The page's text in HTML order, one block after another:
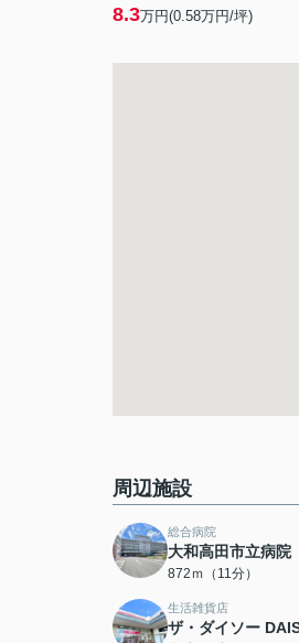
8.3万円(0.58万円/坪)
周辺施設
総合病院
大和高田市立病院
872ｍ（11分）
生活雑貨店
ザ・ダイソー